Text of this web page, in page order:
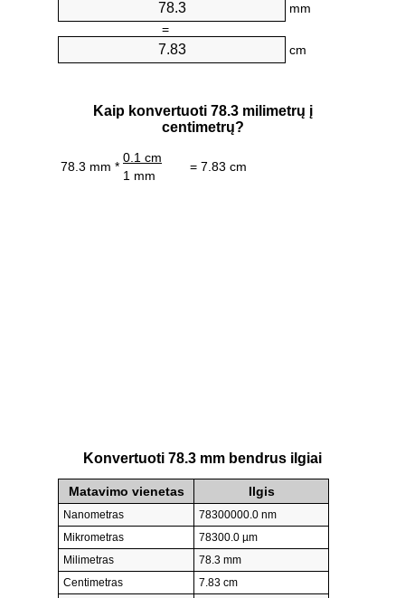
mm
=
cm
Kaip konvertuoti 78.3 milimetrų į
centimetrų?
78.3 mm *
0.1 cm
= 7.83 cm
1 mm
Konvertuoti 78.3 mm bendrus ilgiai
Matavimo vienetas Ilgis
Nanometras
78300000.0 nm
Mikrometras
78300.0 µm
Milimetras
78.3 mm
Centimetras
7.83 cm